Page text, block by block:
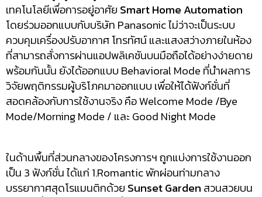
เทคโนโลยีเพื่อการอยู่อาศัย Smart Home Automation
โดยร่วมออกแบบกับบริษัท Panasonic ไม่ว่าจะเป็นระบบ
ควบคุมเครื่องปรับอากาศ โทรทัศน์ และแสงสว่างภายในห้อง
ที่สามารถสั่งการผ่านแอปพลิเคชันบนมือถือได้อย่างง่ายดาย
พร้อมกันนั้น ยังได้ออกแบบ Behavioral Mode ที่นำผลการ
วิจัยพฤติกรรมผู้บริโภคมาออกแบบ เพื่อให้ได้ฟังก์ชั่นที่
สอดคล้องกับการใช้งานจริง คือ Welcome Mode /Bye
Mode/Morning Mode / และ Good Night Mode
ในด้านพื้นที่ส่วนกลางของโครงการฯ ถูกแบ่งการใช้งานออก
เป็น 3 ฟังก์ชั่น ได้แก่ 1.Romantic พักผ่อนท่ามกลาง
บรรยากาศสุดโรแมนติกด้วย Sunset Garden สวนสวยบน